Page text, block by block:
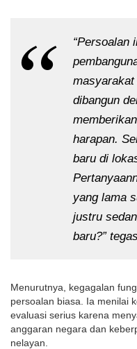
“Persoalan
masyarakat
dibangun
harapan.
baru di
yang lama
justru
baru?”
Menurutnya, kegagalan
persoalan biasa. Ia menilai
evaluasi serius karena
anggaran negara dan
nelayan.